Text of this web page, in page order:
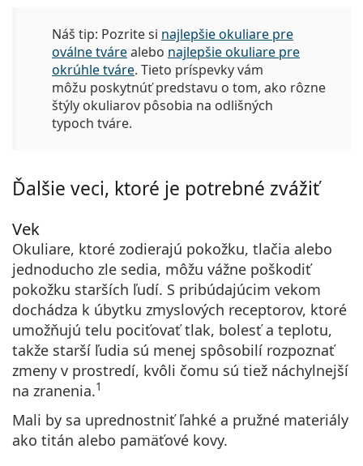
Náš tip: Pozrite si najlepšie okuliare pre
oválne tvárealebo najlepšie okuliare pre
okrúhle tváre. Tieto príspevky vám
môžu poskytnúť predstavu o tom, ako rôzne
štýly okuliarov pôsobia na odlišných
typoch tváre.
Ďalšie veci, ktoré je potrebné zvážiť
Vek
Okuliare, ktoré zodierajú pokožku, tlačia alebo
jednoducho zle sedia, môžu vážne poškodiť
pokožku starších ľudí. S pribúdajúcim vekom
dochádza k úbytku zmyslových receptorov, ktoré
umožňujú telu pociťovať tlak, bolesť a teplotu,
takže starší ľudia sú menej spôsobilí rozpoznať
zmeny v prostredí, kvôli čomu sú tiež náchylnejší
na zranenia.1
Mali by sa uprednostniť ľahké a pružné materiály
ako titán alebo pamäťové kovy.